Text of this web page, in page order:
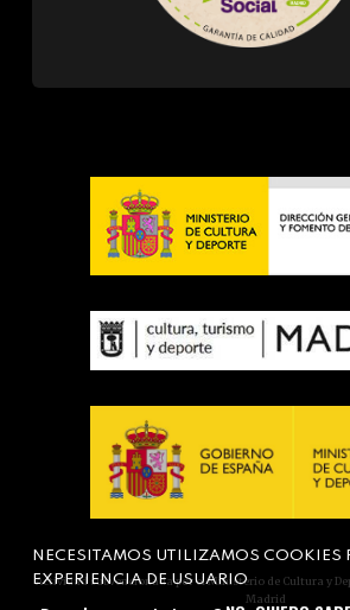
Actividad subvencionada por el Ministerio de Cultura y
Madrid
NECESITAMOS UTILIZAMOS COOKIES
EXPERIENCIA DE USUARIO